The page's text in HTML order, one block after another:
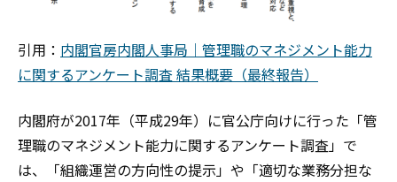
引用： 内閣官房内閣人事局｜管理職のマネジメント能力
に関するアンケート調査 結果概要（最終報告）
内閣府が2017年（平成29年）に官公庁向けに行った「管
理職のマネジメント能力に関するアンケート調査」 で
は、「組織運営の方向性の提示」や「適切な業務分担な